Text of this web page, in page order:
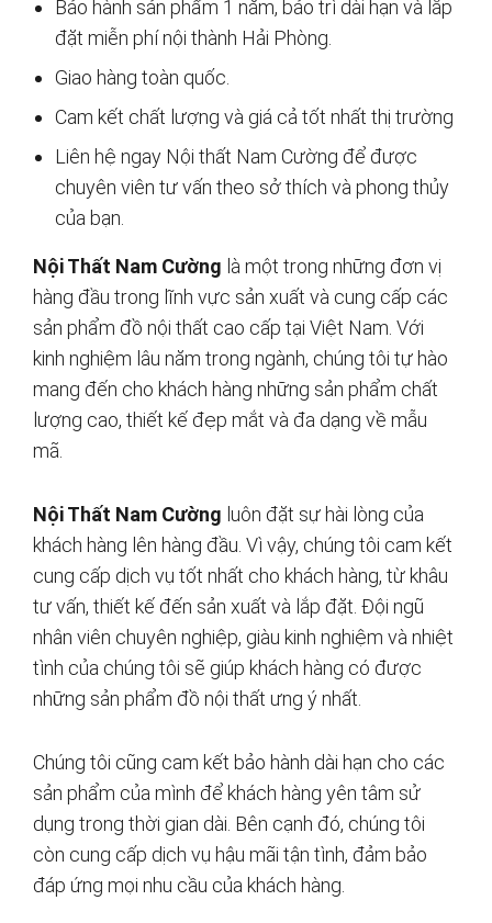
Bảo hành sản phẩm 1 năm, bảo trì dài hạn và lắp
đặt miễn phí nội thành Hải Phòng.
Giao hàng toàn quốc.
Cam kết chất lượng và giá cả tốt nhất thị trường
Liên hệ ngay Nội thất Nam Cường để được
chuyên viên tư vấn theo sở thích và phong thủy
của bạn.
Nội Thất Nam Cường là một trong những đơn vị
hàng đầu trong lĩnh vực sản xuất và cung cấp các
sản phẩm đồ nội thất cao cấp tại Việt Nam. Với
kinh nghiệm lâu năm trong ngành, chúng tôi tự hào
mang đến cho khách hàng những sản phẩm chất
lượng cao, thiết kế đẹp mắt và đa dạng về mẫu
mã.
Nội Thất Nam Cường luôn đặt sự hài lòng của
khách hàng lên hàng đầu. Vì vậy, chúng tôi cam kết
cung cấp dịch vụ tốt nhất cho khách hàng, từ khâu
tư vấn, thiết kế đến sản xuất và lắp đặt. Đội ngũ
nhân viên chuyên nghiệp, giàu kinh nghiệm và nhiệt
tình của chúng tôi sẽ giúp khách hàng có được
những sản phẩm đồ nội thất ưng ý nhất.
Chúng tôi cũng cam kết bảo hành dài hạn cho các
sản phẩm của mình để khách hàng yên tâm sử
dụng trong thời gian dài. Bên cạnh đó, chúng tôi
còn cung cấp dịch vụ hậu mãi tận tình, đảm bảo
đáp ứng mọi nhu cầu của khách hàng.